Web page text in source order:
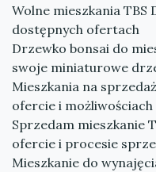
Wolne mieszkania
dostępnych ofertach
Drzewko bonsai do
swoje miniaturowe
Mieszkania na
ofercie i możliwościach
Sprzedam mieszkanie
ofercie i procesie
Mieszkanie do